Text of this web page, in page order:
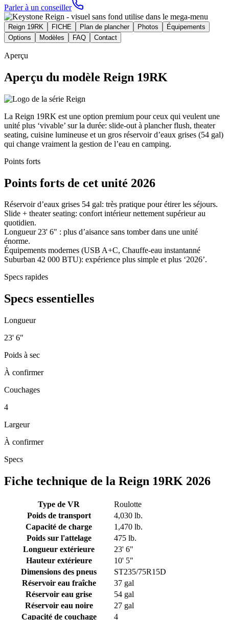
Parler à un conseiller
Reign 19RK FICHE Plan de plancher Photos
Équipements
Options
Modèles FAQ Contact
Aperçu
Aperçu du modèle Reign 19RK
La Reign 19RK est une option premium pour ceux qui veulent une
unité plus ‘vivable’ sur la durée: slide-out à plancher flush, theater
seating, cuisine lumineuse et un gros réservoir d’eaux grises (54 gal)
qui change vraiment la gestion de l’eau en camping.
Points forts
Points forts de cet unité 2026
Réservoir d’eaux grises 54 gal: très pratique pour étirer les séjours.
Slide + theater seating: confort intérieur nettement supérieur au
quotidien.
Longueur 23' 6" : plus d’aisance sans tomber dans une unité
énorme.
Équipements modernes (USB A+C, Chauffe-eau instantanné
Suburban 42 000 BTU): expérience plus simple et plus ‘2026’.
Specs rapides
Specs essentielles
Longueur
23' 6"
Poids à sec
À confirmer
Couchages
4
Largeur
À confirmer
Specs
Fiche technique de la Reign 19RK 2026
Type de VR
Roulotte
Poids de transport
4,030 lb.
Capacité de charge
1,470 lb.
Poids sur l'attelage
475 lb.
Longueur extérieure
23' 6"
Hauteur extérieure
10' 5"
Dimensions des pneus
ST235/75R15D
Réservoir eau fraîche
37 gal
Réservoir eau grise
54 gal
Réservoir eau noire
27 gal
Capacité de couchage
4